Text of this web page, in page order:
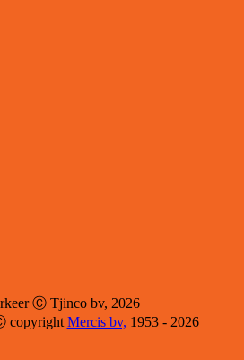
Ⓒ Tjinco bv, 2026
copyright Mercis bv, 1953 - 2026